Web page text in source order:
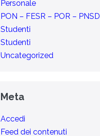
Personale
PON – FESR – POR – PNSD
Studenti
Studenti
Uncategorized
Meta
Accedi
Feed dei contenuti